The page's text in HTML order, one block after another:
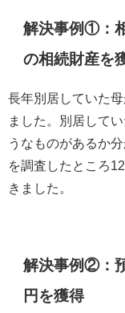
解決事例①：
の相続財産を
長年別居していた
ました。別居して
うなものがあるか
を調査したところ
きました。
解決事例②：
円を獲得